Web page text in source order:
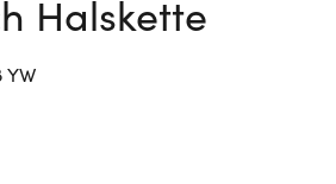
Halskette
YW